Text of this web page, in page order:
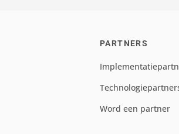
PARTNERS
Word een partner